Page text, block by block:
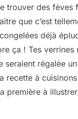
trouver des fèves
que c’est
déjà
ça ! Tes verrines
seraient régalée
recette à
première à